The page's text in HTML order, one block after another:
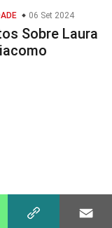
06 Set 2024
Sobre Laura